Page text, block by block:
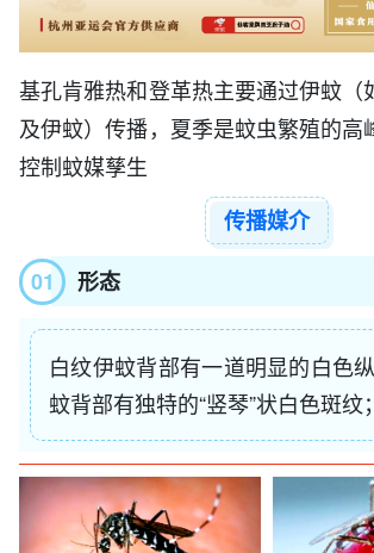
基孔肯雅热和登革热主要通过伊蚊（
及伊蚊）传播，夏季是蚊虫繁殖的高
控制蚊媒孳生
传播媒介
01
形态
白纹伊蚊背部有一道明显的白色
蚊背部有独特的“竖琴”状白色斑纹；